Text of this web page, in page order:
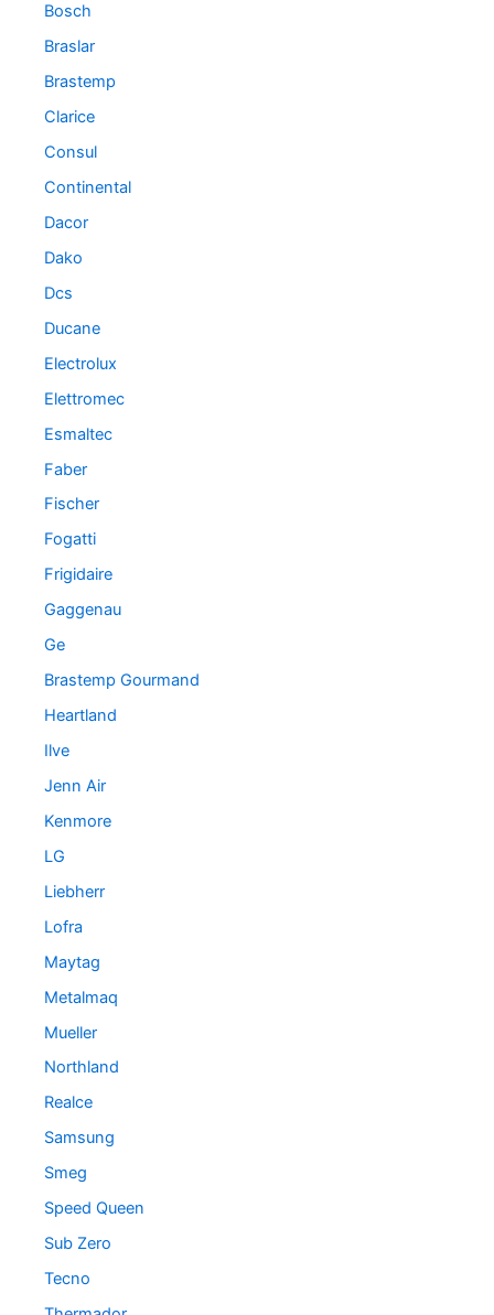
Bosch
Braslar
Brastemp
Clarice
Consul
Continental
Dacor
Dako
Dcs
Ducane
Electrolux
Elettromec
Esmaltec
Faber
Fischer
Fogatti
Frigidaire
Gaggenau
Ge
Brastemp Gourmand
Heartland
Ilve
Jenn Air
Kenmore
LG
Liebherr
Lofra
Maytag
Metalmaq
Mueller
Northland
Realce
Samsung
Smeg
Speed Queen
Sub Zero
Tecno